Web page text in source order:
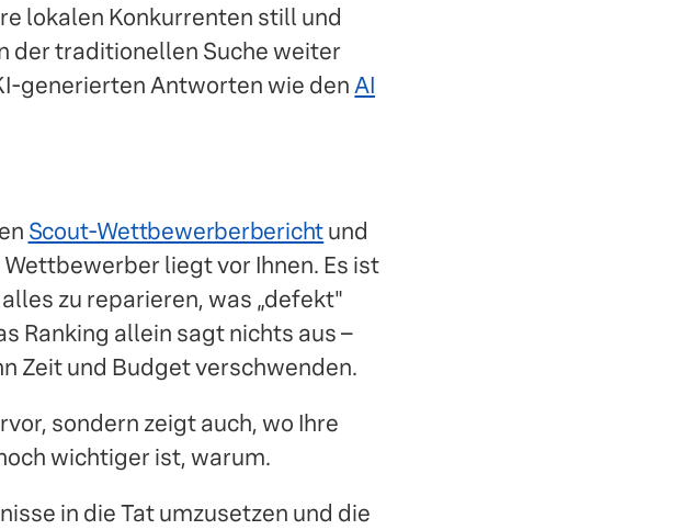
lokalen Konkurrenten still und
der traditionellen Suche weiter
generierten Antworten wie denAI
Scout-Wettbewerberberichtund
liegt vor Ihnen. Es ist
zu reparieren, was „defekt"
Ranking allein sagt nichts aus –
Zeit und Budget verschwenden.
sondern zeigt auch, wo Ihre
wichtiger ist, warum.
in die Tat umzusetzen und die